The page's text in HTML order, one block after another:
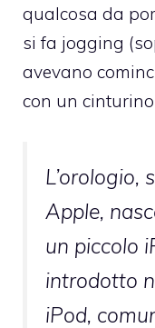
qualcosa da
si fa jogging
avevano
con un
L’orologio,
Apple,
un piccolo
introdotto
iPod,